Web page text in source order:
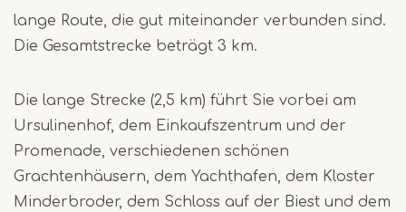
lange Route, die gut miteinander verbunden sind.
Die Gesamtstrecke beträgt 3 km.
Die lange Strecke (2,5 km) führt Sie vorbei am
Ursulinenhof, dem Einkaufszentrum und der
Promenade, verschiedenen schönen
Grachtenhäusern, dem Yachthafen, dem Kloster
Minderbroder, dem Schloss auf der Biest und dem